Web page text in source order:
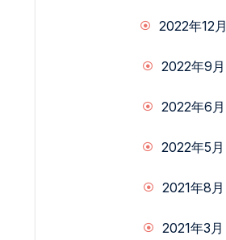
2022年12月
2022年9月
2022年6月
2022年5月
2021年8月
2021年3月